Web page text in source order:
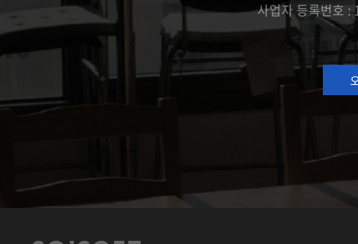
사업자 등록번호